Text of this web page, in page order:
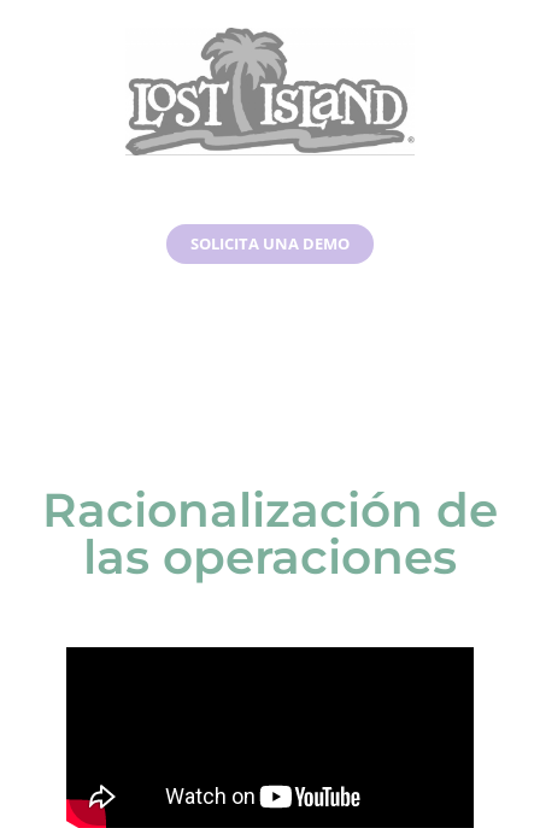
SOLICITA UNA DEMO
Racionalización de
las operaciones